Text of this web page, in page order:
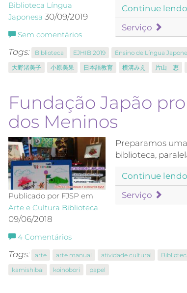
Biblioteca Língua
Japonesa 30/09/2019
Sem comentários
Continue lendo
Serviço
Tags: Biblioteca EJHIB 2019 Ensino de Língua
大野渚美子
小原美果 日本語教育 横溝みえ 片山 恵
Fundação Japão
dos Meninos
Publicado por FJSP em
Arte e Cultura Biblioteca
09/06/2018
4 Comentários
Preparamos
biblioteca,
Continue lendo
Serviço
Tags: arte arte manual atividade cultural
kamishibai
koinobori papel